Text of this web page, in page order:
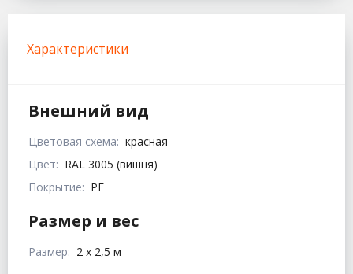
Характеристики
Внешний вид
Цветовая схема: красная
Цвет: RAL 3005 (вишня)
Покрытие: PE
Размер и вес
Размер: 2 х 2,5 м